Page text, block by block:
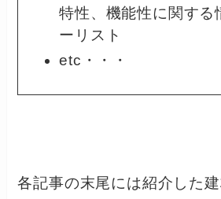
特性、機能性に関する
ーリスト
etc・・・
各記事の末尾には紹介した